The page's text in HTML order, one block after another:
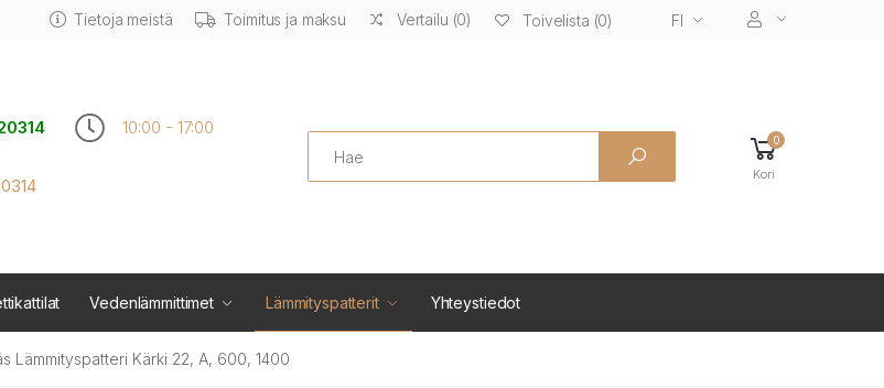
Tietoja meistä Toimitus ja maksu Vertailu (0) Toivelista (0) FI
10:00 - 17:00
Search 0
Kori
Vedenlämmittimet Lämmityspatterit Yhteystiedot
Lämmityspatteri Kärki 22, A, 600, 1400